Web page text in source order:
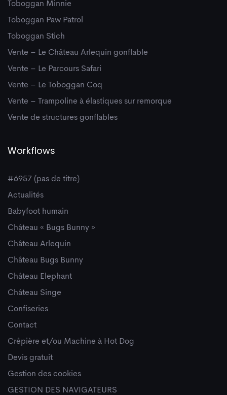
Toboggan Minnie
Toboggan Paw Patrol
Toboggan Stich
Vente – Le Château Arlequin gonflable
Vente – Le Parcours Safari
Vente – Le Toboggan Coq
Vente – Trampoline à élastiques sur remorque
Vente de structures gonflables
Workflows
#6957 (pas de titre)
Actualités
Babyfoot humain
Château « Bugs Bunny »
Château Arlequin
Château Bugs Bunny
Château Elephant
Château Singe
Confiseries
Contact
Crêpière et/ou Machine à Hot Dog
Devis gratuit
Gestion des cookies
GESTION DES NAVIGATEURS